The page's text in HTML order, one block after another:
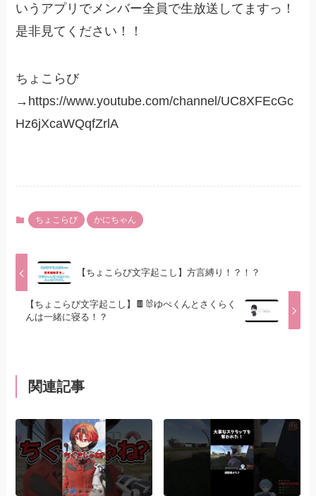
いうアプリでメンバー全員で生放送してますっ！
是非見てください！！
ちょこらび
→https://www.youtube.com/channel/UC8XFEcGc
Hz6jXcaWQqfZrlA
ちょこらび かにちゃん
【ちょこらび文字起こし】方言縛り！？！？
【ちょこらび文字起こし】🍫🐰ゆぺくんとさくらく
んは一緒に寝る！？
関連記事